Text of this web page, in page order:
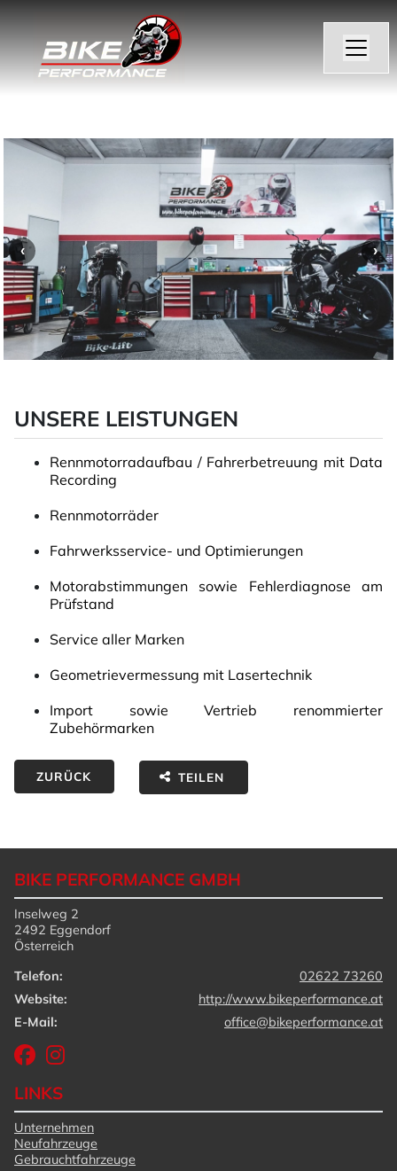
UNSERE LEISTUNGEN
Rennmotorradaufbau / Fahrerbetreuung mit Data
Recording
Rennmotorräder
Fahrwerksservice- und Optimierungen
Motorabstimmungen sowie Fehlerdiagnose am
Prüfstand
Service aller Marken
Geometrievermessung mit Lasertechnik
Import sowie Vertrieb renommierter
Zubehörmarken
ZURÜCK TEILEN
BIKE PERFORMANCE GMBH
Inselweg 2
2492 Eggendorf
Österreich
Telefon:
02622 73260
Website:
http://www.bikeperformance.at
E-Mail:
office@bikeperformance.at
LINKS
Unternehmen
Neufahrzeuge
Gebrauchtfahrzeuge